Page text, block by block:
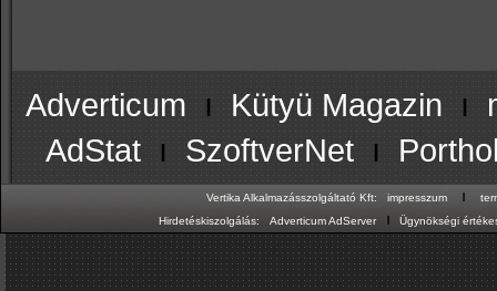
Adverticum ı Kütyü Magazinı
AdStat ıSzoftverNetı
Vertika Alkalmazásszolgáltató Kft: impresszum ı
Hirdetéskiszolgálás:
Adverticum AdServer ıÜgynökségi